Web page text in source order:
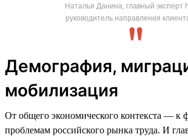
Наталья Данина, главный эксперт
руководитель направления
Демография,
мобилизация
От общего экономического контекста — к
проблемам российского рынка труда. И